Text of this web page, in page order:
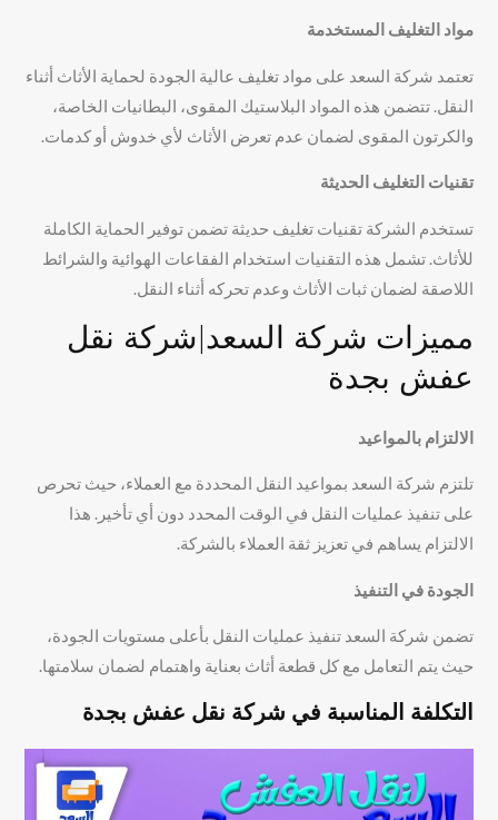
مواد التغليف المستخدمة
تعتمد شركة السعد على مواد تغليف عالية الجودة لحماية الأثاث أثناء
النقل. تتضمن هذه المواد البلاستيك المقوى، البطانيات الخاصة،
والكرتون المقوى لضمان عدم تعرض الأثاث لأي خدوش أو كدمات.
تقنيات التغليف الحديثة
تستخدم الشركة تقنيات تغليف حديثة تضمن توفير الحماية الكاملة
للأثاث. تشمل هذه التقنيات استخدام الفقاعات الهوائية والشرائط
اللاصقة لضمان ثبات الأثاث وعدم تحركه أثناء النقل.
مميزات شركة السعد|شركة نقل
عفش بجدة
الالتزام بالمواعيد
تلتزم شركة السعد بمواعيد النقل المحددة مع العملاء، حيث تحرص
على تنفيذ عمليات النقل في الوقت المحدد دون أي تأخير. هذا
الالتزام يساهم في تعزيز ثقة العملاء بالشركة.
الجودة في التنفيذ
تضمن شركة السعد تنفيذ عمليات النقل بأعلى مستويات الجودة،
حيث يتم التعامل مع كل قطعة أثاث بعناية واهتمام لضمان سلامتها.
التكلفة المناسبة في شركة نقل عفش بجدة